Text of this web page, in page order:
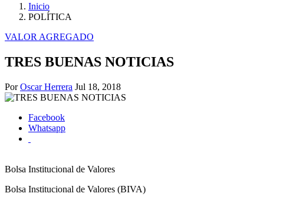
Inicio
POLÍTICA
VALOR AGREGADO
TRES BUENAS NOTICIAS
PorOscar Herrera Jul 18, 2018
Facebook
Whatsapp
Bolsa Institucional de Valores
Bolsa Institucional de Valores (BIVA)